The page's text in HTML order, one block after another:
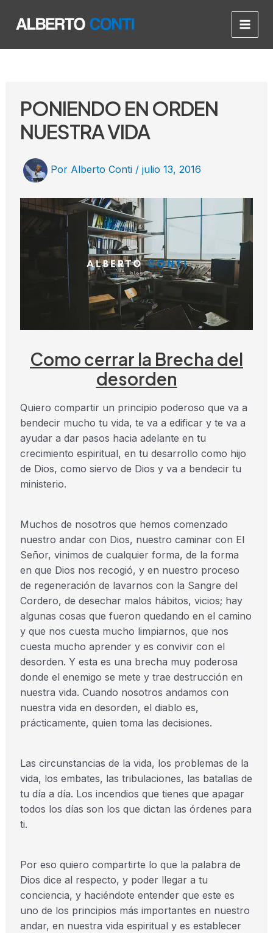
Main
PONIENDO EN ORDEN
NUESTRA VIDA
Por Alberto Conti / julio 13, 2016
Como cerrar la Brecha del
desorden
Quiero compartir un principio poderoso que va a
bendecir mucho tu vida, te va a edificar y te va a
ayudar a dar pasos hacia adelante en tu
crecimiento espiritual, en tu desarrollo como hijo
de Dios, como siervo de Dios y va a bendecir tu
ministerio.
Muchos de nosotros que hemos comenzado
nuestro andar con Dios, nuestro caminar con El
Señor, vinimos de cualquier forma, de la forma
en que Dios nos recogió, y en nuestro proceso
de regeneración de lavarnos con la Sangre del
Cordero, de desechar malos hábitos, vicios; hay
algunas cosas que fueron quedando en el camino
y que nos cuesta mucho limpiarnos, que nos
cuesta mucho aprender y es convivir con el
desorden. Y esta es una brecha muy poderosa
donde el enemigo se mete y trae destrucción en
nuestra vida. Cuando nosotros andamos con
nuestra vida en desorden, el diablo es,
prácticamente, quien toma las decisiones.
Las circunstancias de la vida, los problemas de la
vida, los embates, las tribulaciones, las batallas de
tu día a día. Los incendios que tienes que apagar
todos los días son los que dictan las órdenes para
ti.
Por eso quiero compartirte lo que la palabra de
Dios dice al respecto, y poder llegar a tu
conciencia, y haciéndote entender que este es
uno de los principios más importantes en nuestro
andar, en nuestra vida espiritual y es establecer
navigation